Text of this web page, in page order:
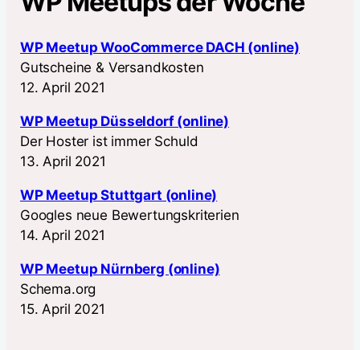
WP Meetup WooCommerce DACH (online)
Gutscheine & Versandkosten
12. April 2021
WP Meetup Düsseldorf (online)
Der Hoster ist immer Schuld
13. April 2021
WP Meetup Stuttgart (online)
Googles neue Bewertungskriterien
14. April 2021
WP Meetup Nürnberg (online)
Schema.org
15. April 2021